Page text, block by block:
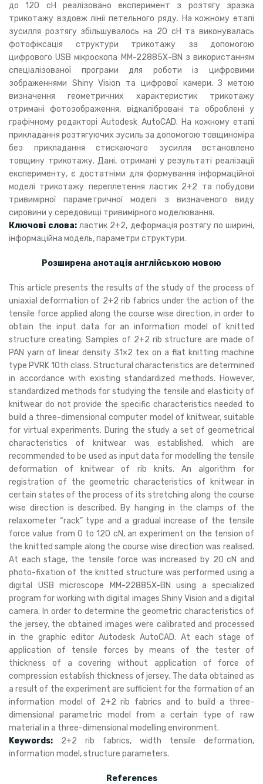
до 120 сН реалізовано експеримент з розтягу зразка
трикотажу вздовж лінії петельного ряду. На кожному етапі
зусилля розтягу збільшувалось на 20 сН та виконувалась
фотофіксація структури трикотажу за допомогою
цифрового USB мікроскопа ММ-22885Х-BN з використанням
спеціалізованої програми для роботи із цифровими
зображеннями Shiny Vision та цифрової камери. З метою
визначення геометричних характеристик трикотажу
отримані фотозображення, відкалібровані та оброблені у
графічному редакторі Autodesk AutoCAD. На кожному етапі
прикладання розтягуючих зусиль за допомогою товщиноміра
без прикладання стискаючого зусилля встановлено
товщину трикотажу. Дані, отримані у результаті реалізації
експерименту, є достатніми для формування інформаційної
моделі трикотажу переплетення ластик 2+2 та побудови
тривимірної параметричної моделі з визначеного виду
сировини у середовищі тривимірного моделювання.
Ключові слова: ластик 2+2, деформація розтягу по ширині,
інформаційна модель, параметри структури.
Розширена анотація англійською мовою
This article presents the results of the study of the process of
uniaxial deformation of 2+2 rib fabrics under the action of the
tensile force applied along the course wise direction, in order to
obtain the input data for an information model of knitted
structure creating. Samples of 2+2 rib structure are made of
PAN yarn of linear density 31×2 tex on a flat knitting machine
type PVRK 10th class. Structural characteristics are determined
in accordance with existing standardized methods. However,
standardized methods for studying the tensile and elasticity of
knitwear do not provide the specific characteristics needed to
build a three-dimensional computer model of knitwear, suitable
for virtual experiments. During the study a set of geometrical
characteristics of knitwear was established, which are
recommended to be used as input data for modelling the tensile
deformation of knitwear of rib knits. An algorithm for
registration of the geometric characteristics of knitwear in
certain states of the process of its stretching along the course
wise direction is described. By hanging in the clamps of the
relaxometer “rack” type and a gradual increase of the tensile
force value from 0 to 120 cN, an experiment on the tension of
the knitted sample along the course wise direction was realised.
At each stage, the tensile force was increased by 20 сN and
photo-fixation of the knitted structure was performed using a
digital USB microscope MM-22885X-BN using a specialized
program for working with digital images Shiny Vision and a digital
camera. In order to determine the geometric characteristics of
the jersey, the obtained images were calibrated and processed
in the graphic editor Autodesk AutoCAD. At each stage of
application of tensile forces by means of the tester of
thickness of a covering without application of force of
compression establish thickness of jersey. The data obtained as
a result of the experiment are sufficient for the formation of an
information model of 2+2 rib fabrics and to build a three-
dimensional parametric model from a certain type of raw
material in a three-dimensional modelling environment.
Keywords: 2+2 rib fabrics, width tensile deformation,
information model, structure parameters.
References